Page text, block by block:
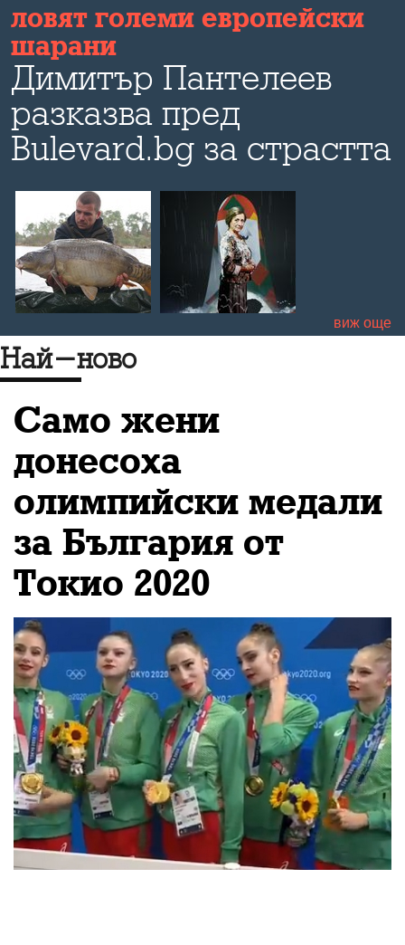
ловят големи европейски
шарани
Димитър Пантeлеев
разказва пред
Bulevard.bg за страстта
си към шаранджийския
риболов и как той може
да се превърне в
съвсем работещ
туризъм
виж още
Най-ново
Само жени
донесоха
олимпийски медали
за България от
Токио 2020